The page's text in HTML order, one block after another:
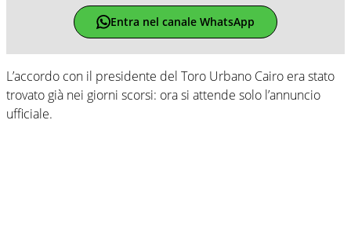
Entra nel canale WhatsApp
L’accordo con il presidente del Toro Urbano Cairo era stato
trovato già nei giorni scorsi: ora si attende solo l’annuncio
ufficiale.